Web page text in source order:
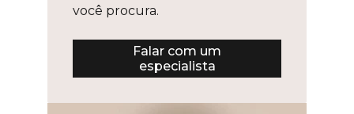
você procura.
Falar com um
especialista